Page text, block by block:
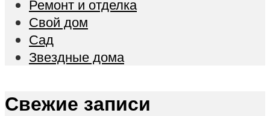
Ремонт и отделка
Свой дом
Сад
Звездные дома
Свежие записи